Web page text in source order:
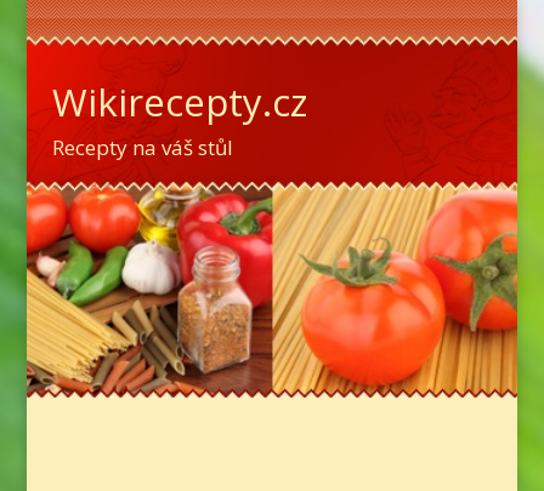
Wikirecepty.cz
Recepty na váš stůl